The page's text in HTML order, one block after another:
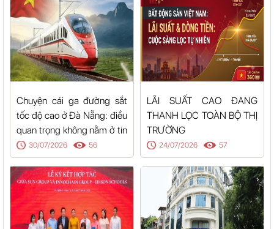
Chuyện cái ga đường sắt
tốc độ cao ở Đà Nẵng: điều
quan trọng không nằm ở tin
bạn vừa nghe
30/07/2026 56
LÃI SUẤT CAO ĐANG
THANH LỌC TOÀN BỘ THỊ
TRƯỜNG
24/07/2026 57